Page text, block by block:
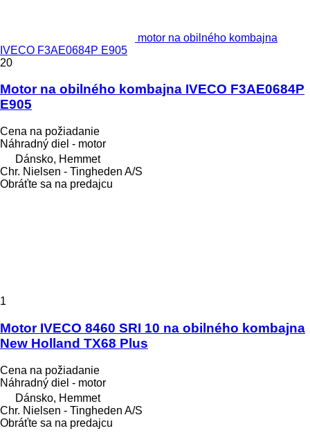
motor na obilného kombajna
IVECO F3AE0684P E905
20
Motor na obilného kombajna IVECO F3AE0684P
E905
Cena na požiadanie
Náhradný diel - motor
Dánsko, Hemmet
Chr. Nielsen - Tingheden A/S
Obráťte sa na predajcu
1
Motor IVECO 8460 SRI 10 na obilného kombajna
New Holland TX68 Plus
Cena na požiadanie
Náhradný diel - motor
Dánsko, Hemmet
Chr. Nielsen - Tingheden A/S
Obráťte sa na predajcu